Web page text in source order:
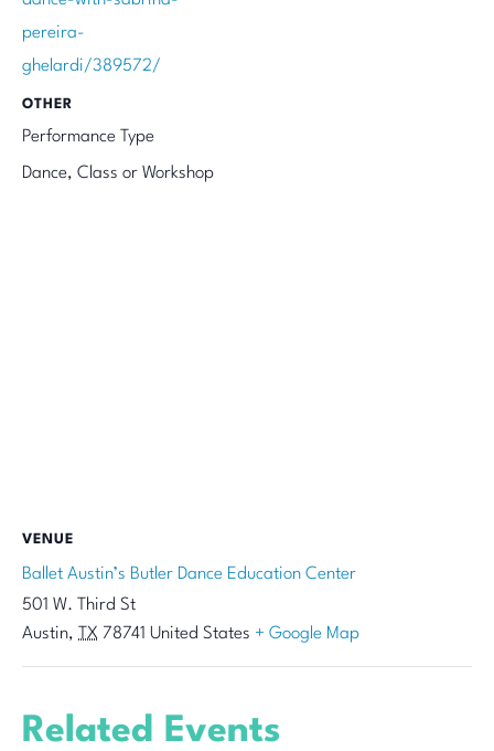
pereira-
ghelardi/389572/
OTHER
Performance Type
Dance, Class or Workshop
VENUE
Ballet Austin’s Butler Dance Education Center
501 W. Third St
Austin, TX 78741 United States + Google Map
Related Events